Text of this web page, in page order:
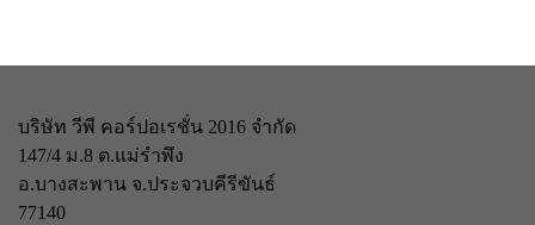
บริษัท วีพี คอร์ปอเรชั่น 2016 จำกัด
147/4 ม.8 ต.แม่รำพึง
อ.บางสะพาน จ.ประจวบคีรีขันธ์
77140